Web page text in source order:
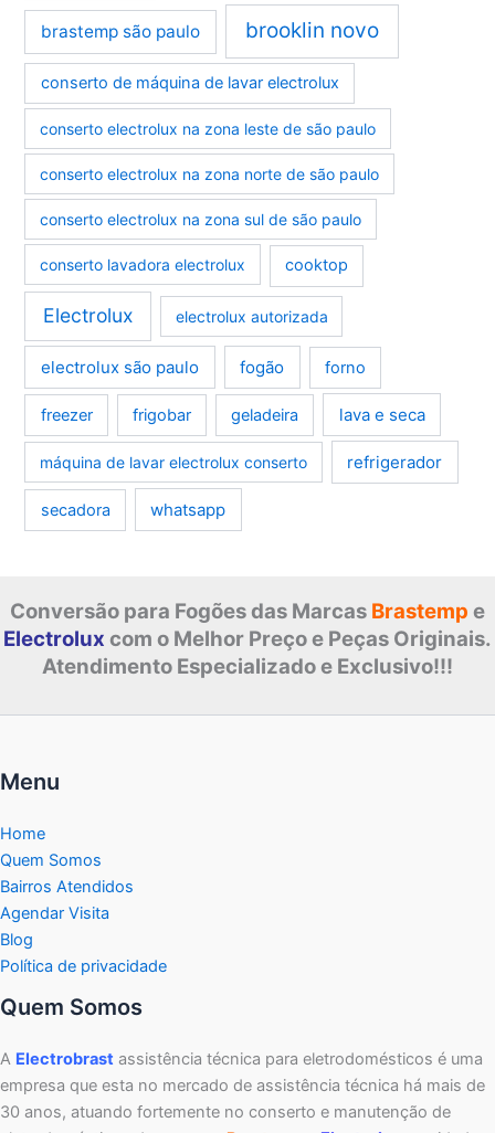
brastemp são paulo brooklin novo
conserto de máquina de lavar electrolux
conserto electrolux na zona leste de são paulo
conserto electrolux na zona norte de são paulo
conserto electrolux na zona sul de são paulo
conserto lavadora electrolux cooktop
Electrolux electrolux autorizada
electrolux são paulo fogão forno
freezer frigobar geladeira lava e seca
máquina de lavar electrolux conserto refrigerador
secadora whatsapp
Conversão para Fogões das Marcas Brastemp e
Electrolux com o Melhor Preço e Peças Originais.
Atendimento Especializado e Exclusivo!!!
Menu
Home
Quem Somos
Bairros Atendidos
Agendar Visita
Blog
Política de privacidade
Quem Somos
A Electrobrast assistência técnica para eletrodomésticos é uma
empresa que esta no mercado de assistência técnica há mais de
30 anos, atuando fortemente no conserto e manutenção de